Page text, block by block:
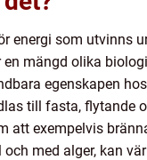
energi som utvinns
en mängd olika
egenskapen
till fasta, flytande
att exempelvis
med alger, kan